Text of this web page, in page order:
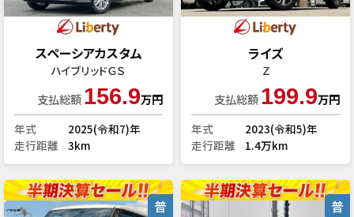
スペーシアカスタム
ハイブリッドＧＳ
支払総額156.9万円
年式
2025(令和7)年
走行距離
3km
ライズ
Ｚ
支払総額199.9万円
年式
2023(令和5)年
走行距離
1.4万km
普 普